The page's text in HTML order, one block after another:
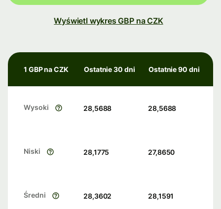
Wyświetl wykres GBP na CZK
1 GBP na CZK Ostatnie 30 dni Ostatnie 90 dni
Wysoki 28,5688 28,5688
Niski 28,1775 27,8650
Średni 28,3602 28,1591